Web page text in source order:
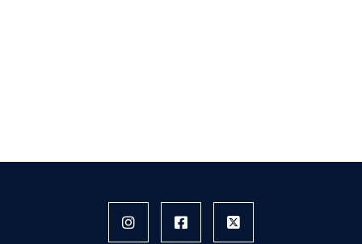
Instagram
Facebook
X